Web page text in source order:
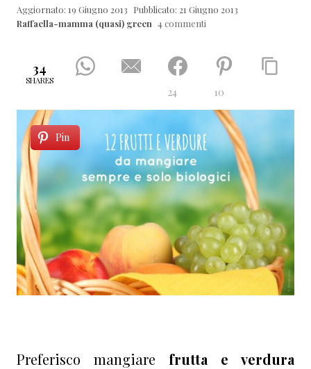
(quasi)
green
Aggiornato: 19 Giugno 2013 Pubblicato: 21 Giugno 2013
Raffaella-mamma (quasi) green 4 commenti
34
SHARES
24 10
Pin
Preferisco mangiare frutta e verdura